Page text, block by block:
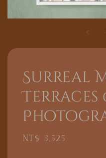
Surreal
Terraces
Regular
NT$ 3,525